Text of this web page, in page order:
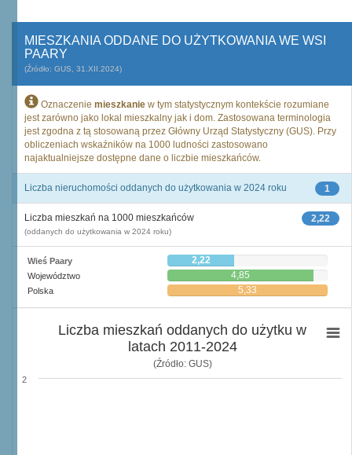
MIESZKANIA ODDANE DO UŻYTKOWANIA WE WSI
PAARY
(Źródło: GUS, 31.XII.2024)
Oznaczenie mieszkanie w tym statystycznym kontekście rozumiane
jest zarówno jako lokal mieszkalny jak i dom. Zastosowana terminologia
jest zgodna z tą stosowaną przez Główny Urząd Statystyczny (GUS). Przy
obliczeniach wskaźników na 1000 ludności zastosowano
najaktualniejsze dostępne dane o liczbie mieszkańców.
1
Liczba nieruchomości oddanych do użytkowania w 2024 roku
2,22
Liczba mieszkań na 1000 mieszkańców
(oddanych do użytkowania w 2024 roku)
Wieś Paary 2,22
Województwo 4,85
Polska 5,33
Liczba mieszkań oddanych do użytku w
latach 2011-2024
(Źródło: GUS)
2